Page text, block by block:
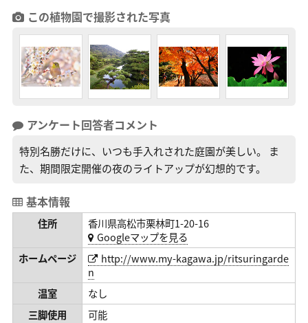
この植物園で撮影された写真
アンケート回答者コメント
特別名勝だけに、いつも手入れされた庭園が美しい。 ま
た、期間限定開催の夜のライトアップが幻想的です。
基本情報
住所
香川県高松市栗林町1-20-16
Googleマップを見る
ホームページ
http://www.my-kagawa.jp/ritsuringarde
n
温室
なし
三脚使用
可能